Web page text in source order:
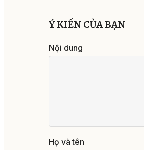
Ý KIẾN CỦA BẠN
Nội dung
Họ và tên